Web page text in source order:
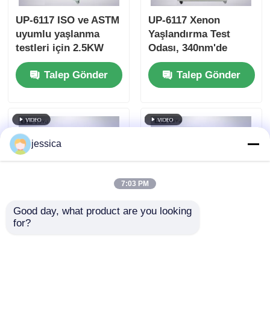
UP-6117 ISO ve ASTM
uyumlu yaşlanma
testleri için 2.5KW
hava soğutmalı uzun
yaylı xenon lambası
ile programlanabilir
Talep Gönder
UP-6117 Xenon
Yaşlandırma Test
Odası, 340nm'de
Hassas Işınlama
Kontrolü için 2.5KW
Hava Soğutmalı Uzun
ISO ve ASTM
Standartlarıyla
Talep Gönder
jessica
7:03 PM
Good day, what product are you looking
for?